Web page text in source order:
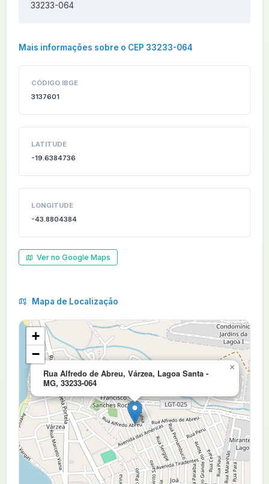
33233-064
Mais informações sobre o CEP 33233-064
CÓDIGO IBGE
3137601
LATITUDE
-19.6384736
LONGITUDE
-43.8804384
Ver no Google Maps
Mapa de Localização
Rua Alfredo de Abreu, Várzea, Lagoa Santa -
MG, 33233-064
×
+
−